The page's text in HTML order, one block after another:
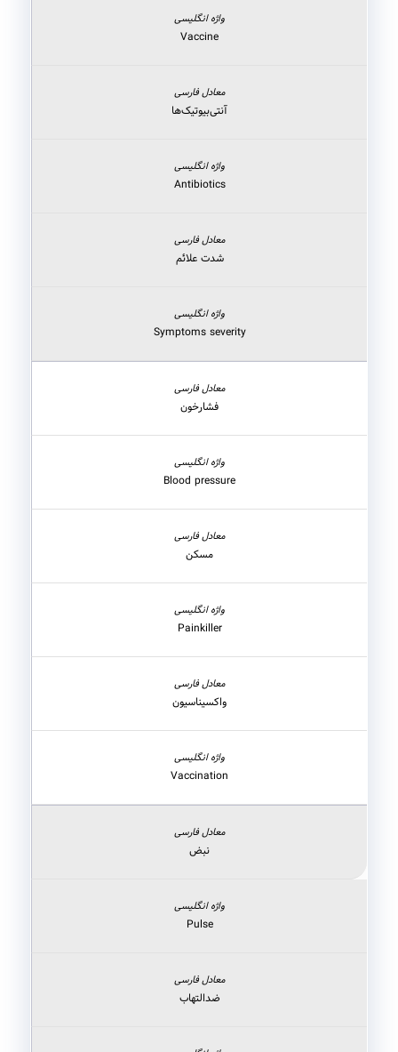
Vaccine
آنتی‌بیوتیک‌ها
Antibiotics
شدت علائم
Symptoms severity
فشارخون
Blood pressure
مسکن
Painkiller
واکسیناسیون
Vaccination
نبض
Pulse
ضدالتهاب